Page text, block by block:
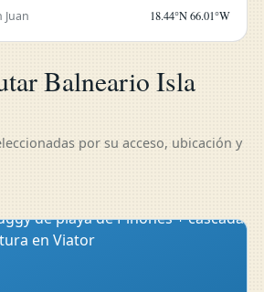
Juan 18.44°N 66.01°W
Balneario Isla
por su acceso, ubicación y